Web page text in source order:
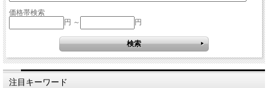
価格帯検索
円 ～
円
注目キーワード